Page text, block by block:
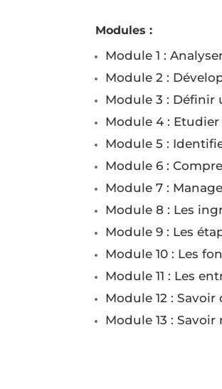
Modules :
Module 1 :
Module 2 :
Module 3 : Définir
Module 4 : Etudier
Module 5 :
Module 6 :
Module 7 :
Module 8 : Les
Module 9 : Les
Module 10 : Les
Module 11 : Les
Module 12 :
Module 13 :